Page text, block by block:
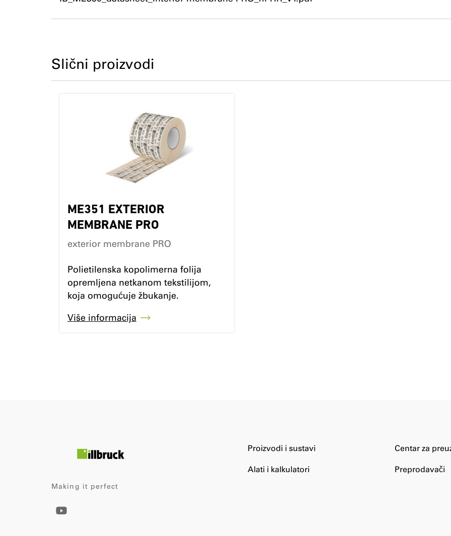
Slični proizvodi
ME351 EXTERIOR
MEMBRANE PRO
exterior membrane PRO
Polietilenska kopolimerna folija
opremljena netkanom tekstilijom,
koja omogućuje žbukanje.
Više informacija
Making it perfect
Proizvodi i sustavi
Alati i kalkulatori
Centar za
Preprodavači